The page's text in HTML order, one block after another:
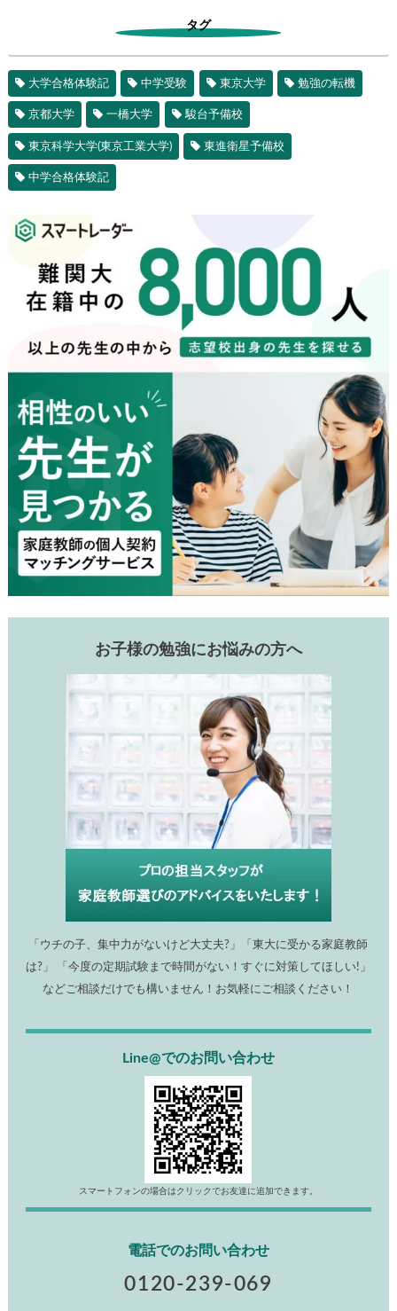
タグ
大学合格体験記 中学受験 東京大学 勉強の転機
京都大学 一橋大学 駿台予備校
東京科学大学(東京工業大学) 東進衛星予備校
中学合格体験記
お子様の勉強にお悩みの方へ
「ウチの子、集中力がないけど大丈夫?」「東大に受かる家庭教師
は?」 「今度の定期試験まで時間がない！すぐに対策してほしい!」
などご相談だけでも構いません！お気軽にご相談ください！
Line@でのお問い合わせ
スマートフォンの場合はクリックでお友達に追加できます。
電話でのお問い合わせ
0120-239-069